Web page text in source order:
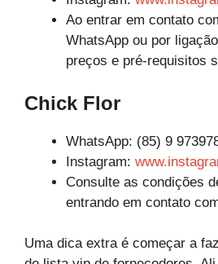
Ao entrar em contato
WhatsApp ou por
preços e pré-requisitos
Chick Flor
WhatsApp: (85) 9
Instagram:
Consulte as condições
entrando em contato
Uma dica extra é começar a